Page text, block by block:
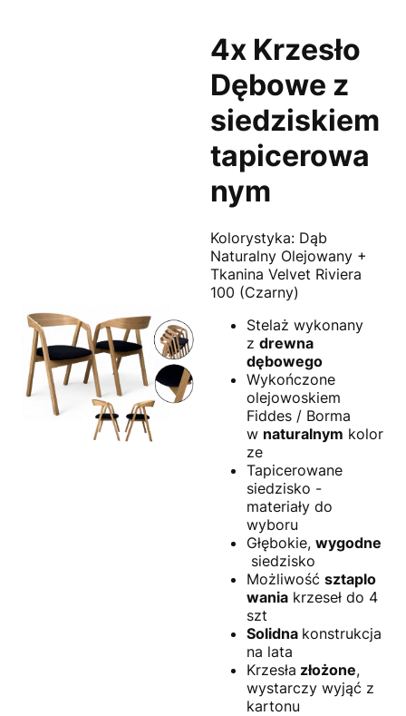
4x Krzesło
Dębowe z
siedziskiem
tapicerowa
nym
Kolorystyka: Dąb
Naturalny Olejowany +
Tkanina Velvet Riviera
100 (Czarny)
Stelaż wykonany
z drewna
dębowego
Wykończone
olejowoskiem
Fiddes / Borma
w naturalnym kolor
ze
Tapicerowane
siedzisko -
materiały do
wyboru
Głębokie, wygodne
siedzisko
Możliwość sztaplo
wania krzeseł do 4
szt
Solidna konstrukcja
na lata
Krzesła złożone,
wystarczy wyjąć z
kartonu